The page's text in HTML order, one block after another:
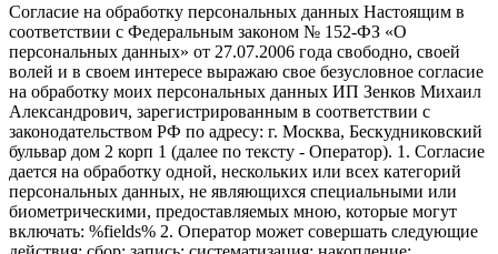
Согласие на обработку персональных данных Настоящим в
соответствии с Федеральным законом № 152-ФЗ «О
персональных данных» от 27.07.2006 года свободно, своей
волей и в своем интересе выражаю свое безусловное согласие
на обработку моих персональных данных ИП Зенков Михаил
Александрович, зарегистрированным в соответствии с
законодательством РФ по адресу: г. Москва, Бескудниковский
бульвар дом 2 корп 1 (далее по тексту - Оператор). 1. Согласие
дается на обработку одной, нескольких или всех категорий
персональных данных, не являющихся специальными или
биометрическими, предоставляемых мною, которые могут
включать: %fields% 2. Оператор может совершать следующие